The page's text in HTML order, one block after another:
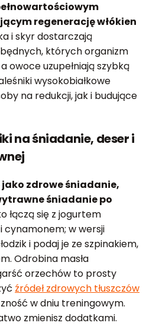
regenerację włókien
i skyr dostarczają
których organizm
owoce uzupełniają szybką
wysokobiałkowe
na redukcji, jak i budujące
na śniadanie, deser i
jako zdrowe śniadanie,
śniadanie po
łączą się z jogurtem
cynamonem; w wersji
i podaj je ze szpinakiem,
Odrobina masła
orzechów to prosty
źródeł zdrowych tłuszczów
w dniu treningowym.
zmienisz dodatkami.